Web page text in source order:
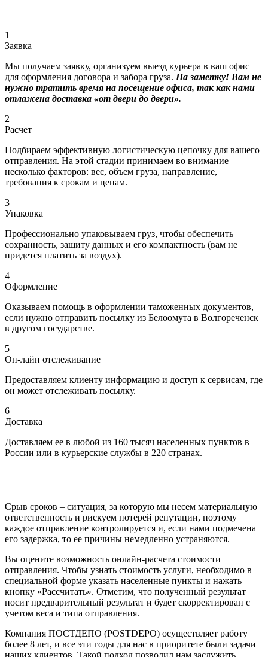
1
Заявка
Мы получаем заявку, организуем выезд курьера в ваш офис
для оформления договора и забора груза. На заметку! Вам не
нужно тратить время на посещение офиса, так как нами
отлажена доставка «от двери до двери».
2
Расчет
Подбираем эффективную логистическую цепочку для вашего
отправления. На этой стадии принимаем во внимание
несколько факторов: вес, объем груза, направление,
требования к срокам и ценам.
3
Упаковка
Профессионально упаковываем груз, чтобы обеспечить
сохранность, защиту данных и его компактность (вам не
придется платить за воздух).
4
Оформление
Оказываем помощь в оформлении таможенных документов,
если нужно отправить посылку из Белоомута в Волгореченск
в другом государстве.
5
Он-лайн отслеживание
Предоставляем клиенту информацию и доступ к сервисам, где
он может отслеживать посылку.
6
Доставка
Доставляем ее в любой из 160 тысяч населенных пунктов в
России или в курьерские службы в 220 странах.
Срыв сроков – ситуация, за которую мы несем материальную
ответственность и рискуем потерей репутации, поэтому
каждое отправление контролируется и, если нами подмечена
его задержка, то ее причины немедленно устраняются.
Вы оцените возможность онлайн-расчета стоимости
отправления. Чтобы узнать стоимость услуги, необходимо в
специальной форме указать населенные пункты и нажать
кнопку «Рассчитать». Отметим, что полученный результат
носит предварительный результат и будет скорректирован с
учетом веса и типа отправления.
Компания ПОСТДЕПО (POSTDEPO) осуществляет работу
более 8 лет, и все эти годы для нас в приоритете были задачи
наших клиентов. Такой подход позволил нам заслужить